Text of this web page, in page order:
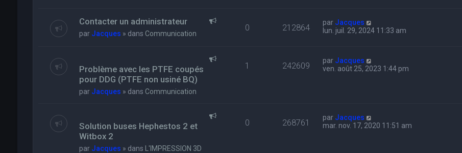
Contacter un administrateur
par Jacques » dans Communication
0 212864 par Jacques
lun. juil. 29, 2024 11:33 am
Problème avec les PTFE coupés
pour DDG (PTFE non usiné BQ)
par Jacques » dans Communication
1 242609 par Jacques
ven. août 25, 2023 1:44 pm
Solution buses Hephestos 2 et
Witbox 2
par Jacques » dans L'IMPRESSION 3D
0 268761 par Jacques
mar. nov. 17, 2020 11:51 am